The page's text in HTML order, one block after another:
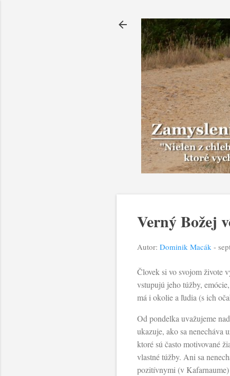
Verný Božej
Autor: Dominik Macák -
Človek si vo svojom živote
vstupujú jeho túžby,
má i okolie a ľudia (s ich
Od pondelka uvažujeme
ukazuje, ako sa nenecháva
ktoré sú často motivované
vlastné túžby. Ani sa
pozitívnymi (v